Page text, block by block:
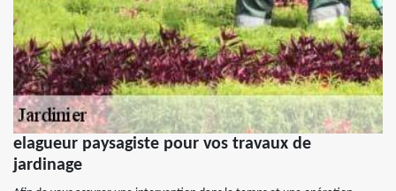
elagueur paysagiste pour vos travaux de
jardinage